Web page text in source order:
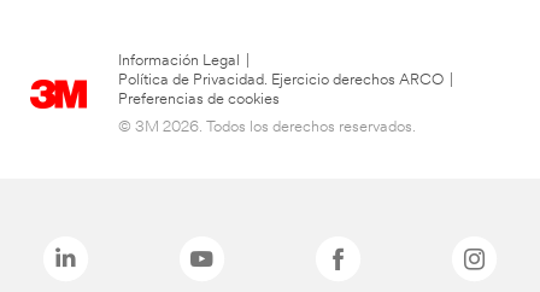
Información Legal
Política de Privacidad. Ejercicio derechos ARCO
Preferencias de cookies
© 3M 2026. Todos los derechos reservados.